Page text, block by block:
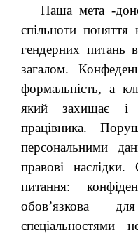
Наша мета -
спільноти поняття
гендерних питань
загалом.
формальність, а
який захищає і
працівника.
персональними
правові
питання:
обов’язкова